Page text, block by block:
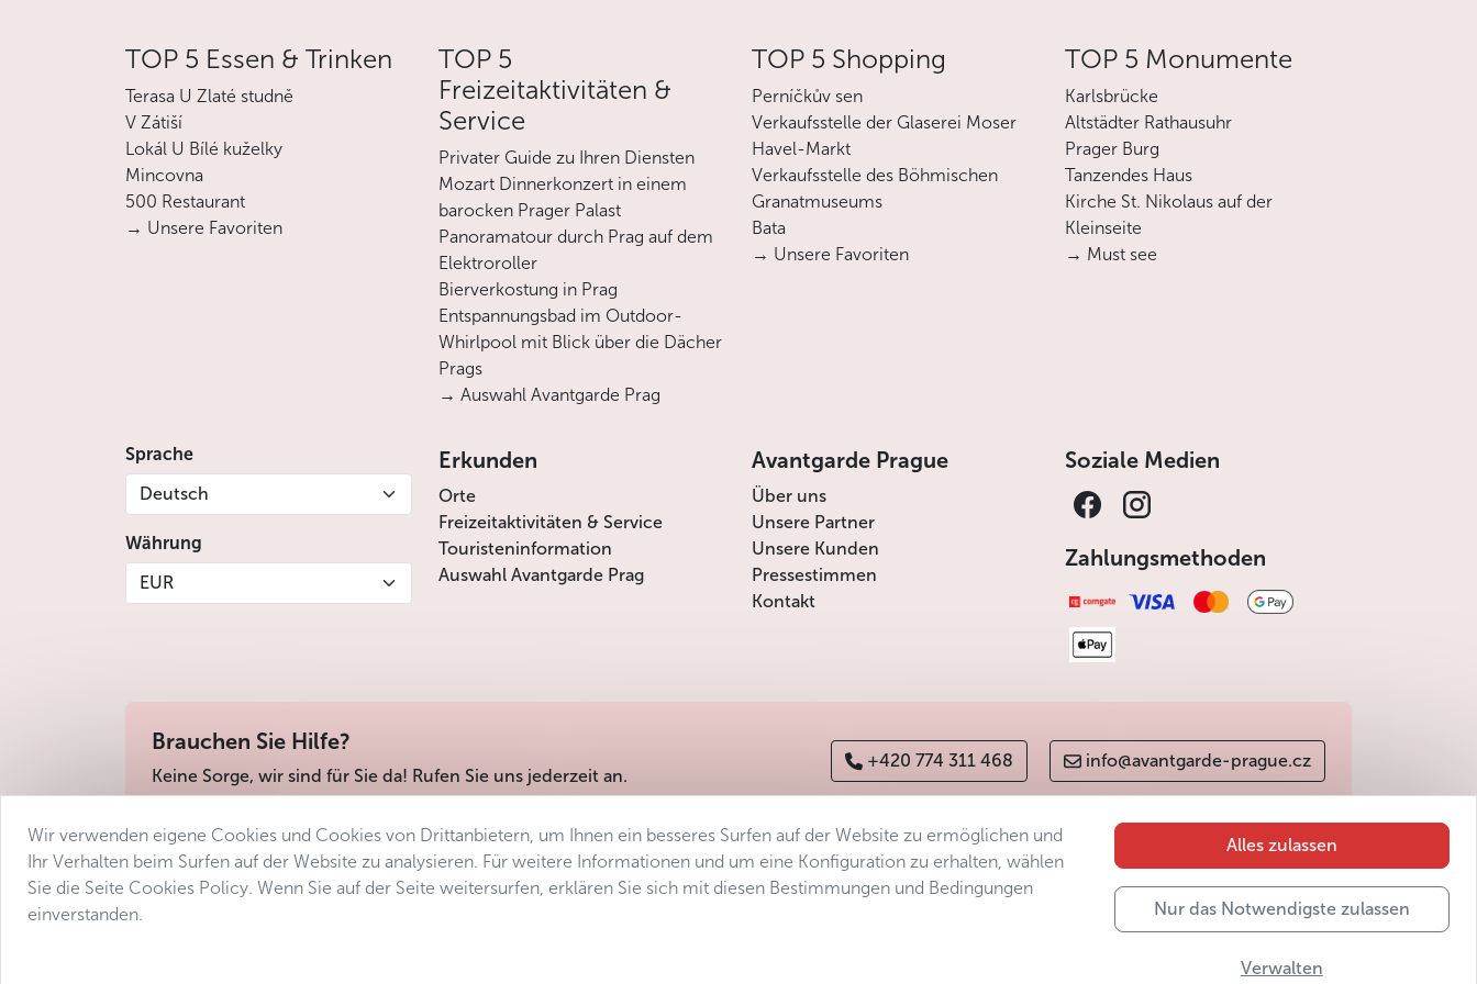
Juden, ihre Traditionen sowie ihren Alltag
erfahren.
Weniger
TOP 5 Essen & Trinken
Terasa U Zlaté studně
V Zátiší
Lokál U Bílé kuželky
Mincovna
500 Restaurant
→ Unsere Favoriten
TOP 5
Freizeitaktivitäten &
Service
Privater Guide zu Ihren Diensten
Mozart Dinnerkonzert in einem
barocken Prager Palast
Panoramatour durch Prag auf dem
Elektroroller
Bierverkostung in Prag
Entspannungsbad im Outdoor-
Whirlpool mit Blick über die Dächer
Prags
→ Auswahl Avantgarde Prag
TOP 5 Shopping
Perníčkův sen
Verkaufsstelle der Glaserei Moser
Havel-Markt
Verkaufsstelle des Böhmischen
Granatmuseums
Bata
→ Unsere Favoriten
TOP 5 Monumente
Karlsbrücke
Altstädter Rathausuhr
Prager Burg
Tanzendes Haus
Kirche St. Nikolaus auf der
Kleinseite
→ Must see
Sprache
Deutsch
Währung
EUR
Erkunden
Orte
Freizeitaktivitäten & Service
Touristeninformation
Auswahl Avantgarde Prag
Avantgarde Prague
Über uns
Unsere Partner
Unsere Kunden
Pressestimmen
Kontakt
Soziale Medien
Zahlungsmethoden
Brauchen Sie Hilfe?
Keine Sorge, wir sind für Sie da! Rufen Sie uns jederzeit an.
+420 774 311 468 info@avantgarde-prague.cz
Geschäftsbedingungen Datenschutz Barrierefreiheitserklärung Manage consent Sitemap
Wir verwenden eigene Cookies und Cookies von Drittanbietern, um Ihnen ein besseres Surfen auf der Website zu ermöglichen und
Ihr Verhalten beim Surfen auf der Website zu analysieren. Für weitere Informationen und um eine Konfiguration zu erhalten, wählen
Sie die Seite Cookies Policy. Wenn Sie auf der Seite weitersurfen, erklären Sie sich mit diesen Bestimmungen und Bedingungen
einverstanden.
Alles zulassen
Nur das Notwendigste zulassen
Verwalten